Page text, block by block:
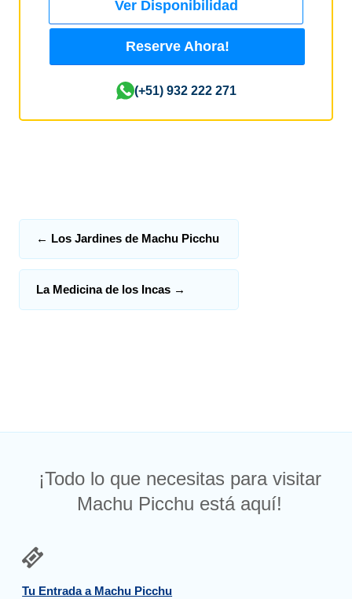
Ver Disponibilidad
Reserve Ahora!
(+51) 932 222 271
← Los Jardines de Machu Picchu
La Medicina de los Incas →
¡Todo lo que necesitas para visitar
Machu Picchu está aquí!
Tu Entrada a Machu Picchu